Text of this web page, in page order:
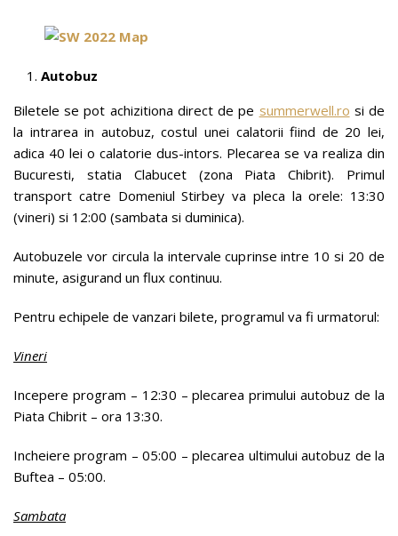
Autobuz
Biletele se pot achizitiona direct de pe summerwell.ro si de
la intrarea in autobuz, costul unei calatorii fiind de 20 lei,
adica 40 lei o calatorie dus-intors. Plecarea se va realiza din
Bucuresti, statia Clabucet (zona Piata Chibrit). Primul
transport catre Domeniul Stirbey va pleca la orele: 13:30
(vineri) si 12:00 (sambata si duminica).
Autobuzele vor circula la intervale cuprinse intre 10 si 20 de
minute, asigurand un flux continuu.
Pentru echipele de vanzari bilete, programul va fi urmatorul:
Vineri
Incepere program – 12:30 – plecarea primului autobuz de la
Piata Chibrit – ora 13:30.
Incheiere program – 05:00 – plecarea ultimului autobuz de la
Buftea – 05:00.
Sambata